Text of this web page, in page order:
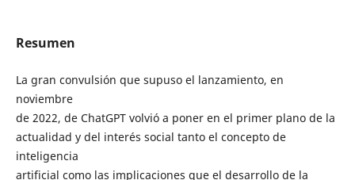
Resumen
La gran convulsión que supuso el lanzamiento, en
noviembre
de 2022, de ChatGPT volvió a poner en el primer plano de la
actualidad y del interés social tanto el concepto de
inteligencia
artificial como las implicaciones que el desarrollo de la